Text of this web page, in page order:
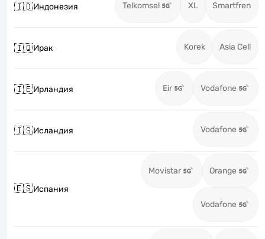
🇮🇩Индонезия Telkomsel XL Smartfren
🇮🇶Ирак Korek Asia Cell
🇮🇪Ирландия Eir Vodafone
🇮🇸Исландия Vodafone
🇪🇸Испания
Movistar Orange
Vodafone